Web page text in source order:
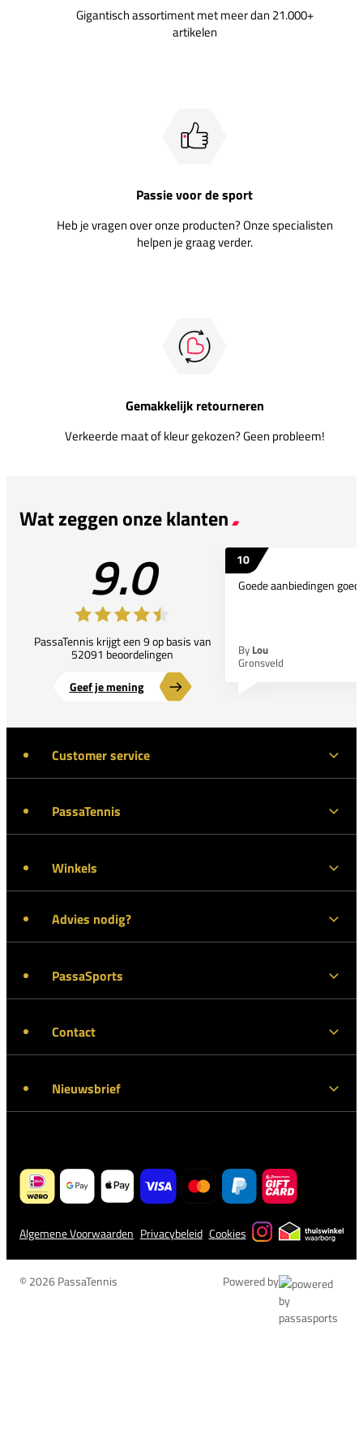
Gigantisch assortiment met meer dan 21.000+
artikelen
Passie voor de sport
Heb je vragen over onze producten? Onze specialisten
helpen je graag verder.
Gemakkelijk retourneren
Verkeerde maat of kleur gekozen? Geen probleem!
Wat zeggen onze klanten
9.0
PassaTennis krijgt een 9 op basis van
52091 beoordelingen
Geef je mening
10
Goede aanbiedingen
By Lou
Gronsveld
Customer service
PassaTennis
Winkels
Advies nodig?
PassaSports
Contact
Nieuwsbrief
Algemene Voorwaarden Privacybeleid Cookies
© 2026 PassaTennis Powered by